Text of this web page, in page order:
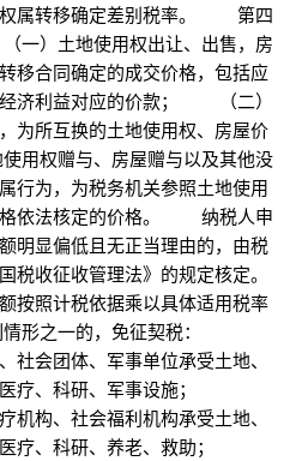
权属转移确定差别税率。 第四
）土地使用权出让、出售，房
移合同确定的成交价格，包括应
经济利益对应的价款； （二）
为所互换的土地使用权、房屋价
权赠与、房屋赠与以及其他没
行为，为税务机关参照土地使用
格依法核定的价格。 纳税人申
明显偏低且无正当理由的，由税
税收征收管理法》的规定核定。
照计税依据乘以具体适用税率
形之一的，免征契税：
社会团体、军事单位承受土地、
医疗、科研、军事设施；
机构、社会福利机构承受土地、
医疗、科研、养老、救助；